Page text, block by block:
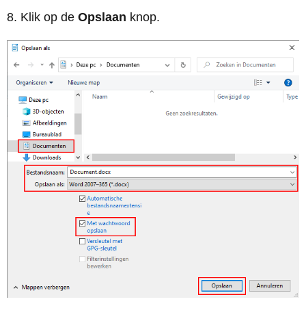
Klik op de Opslaan knop.